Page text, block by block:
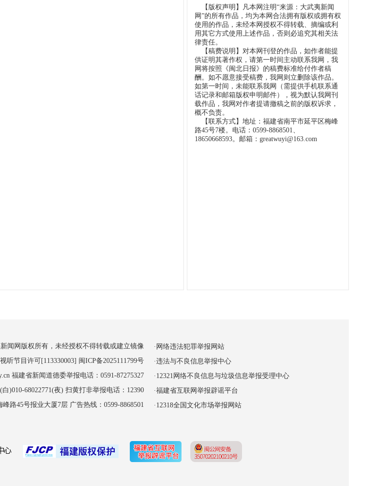
【版权声明】凡本网注明“来源：大武夷新闻
网”的所有作品，均为本网合法拥有版权或拥有权
使用的作品，未经本网授权不得转载、摘编或利
用其它方式使用上述作品，否则必追究其相关法
律责任。
【稿费说明】对本网刊登的作品，如作者能提
供证明其著作权，请第一时间主动联系我网，我
网将按照《闽北日报》的稿费标准给付作者稿
酬。如不愿意接受稿费，我网则立删除该作品。
如第一时间，未能联系我网（需提供手机联系通
话记录和邮箱版权申明邮件），视为默认我网刊
载作品，我网对作者提请撤稿之前的版权诉求，
概不负责。
【联系方式】地址：福建省南平市延平区梅峰
路45号7楼。电话：0599-8868501、
18650668593。邮箱：greatwuyi@163.com
闻网版权所有，未经授权不得转载或建立镜像
听节目许可[113330003] 闽ICP备2025111799号
福建省新闻道德委举报电话：0591-87275327
)010-68022771(夜) 扫黄打非举报电话：12390
路45号报业大厦7层 广告热线：0599-8868501
·网络违法犯罪举报网站
·违法与不良信息举报中心
·12321网络不良信息与垃圾信息举报受理中心
·福建省互联网举报辟谣平台
·12318全国文化市场举报网站